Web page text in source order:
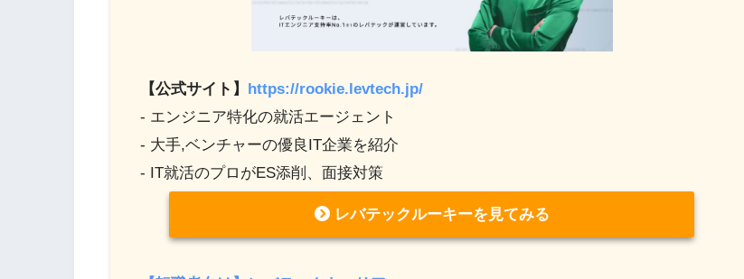
【公式サイト】 https://rookie.levtech.jp/
- エンジニア特化の就活エージェント
- 大手,ベンチャーの優良IT企業を紹介
- IT就活のプロがES添削、面接対策
レバテックルーキーを見てみる